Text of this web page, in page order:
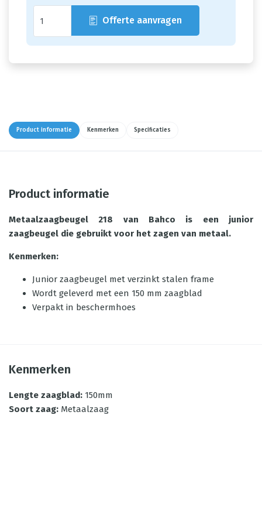
Offerte aanvragen
Product informatie Kenmerken Specificaties
Product informatie
Metaalzaagbeugel 218 van Bahco is een junior
zaagbeugel die gebruikt voor het zagen van metaal.
Kenmerken:
Junior zaagbeugel met verzinkt stalen frame
Wordt geleverd met een 150 mm zaagblad
Verpakt in beschermhoes
Kenmerken
Lengte zaagblad: 150mm
Soort zaag: Metaalzaag